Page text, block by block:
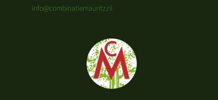
info@combinatiemauritz.nl